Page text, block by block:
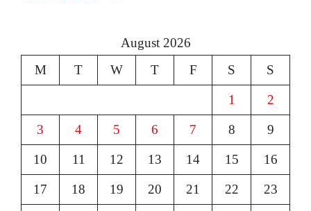
August 2026
M
T W T F S S
1 2
3 4 5 6 7 8 9
10 11 12 13 14 15 16
17 18 19 20 21 22 23